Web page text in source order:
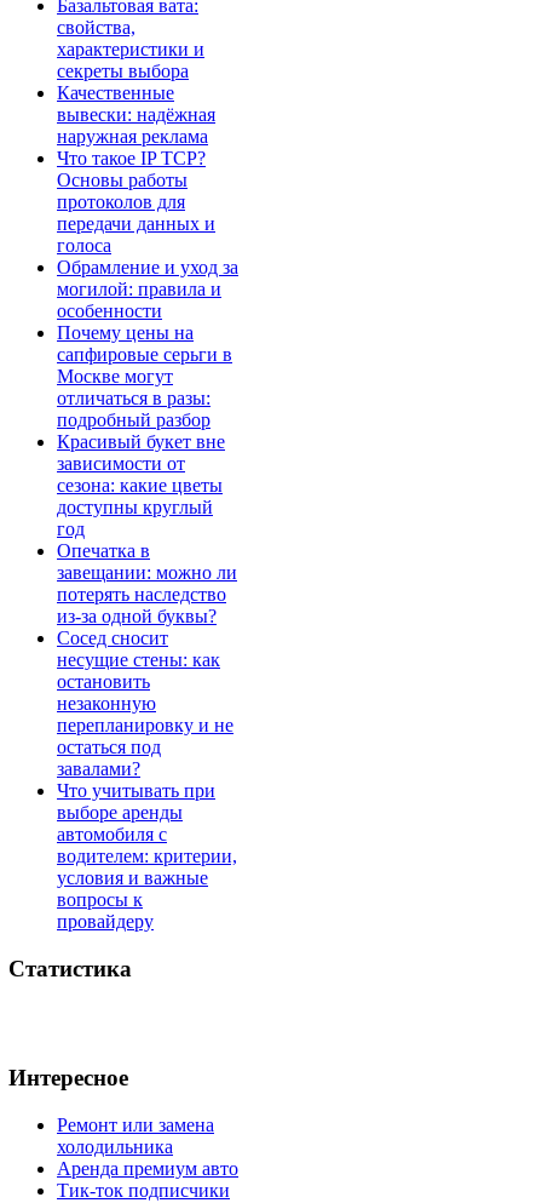
Базальтовая вата:
свойства,
характеристики и
секреты выбора
Качественные
вывески: надёжная
наружная реклама
Что такое IP TCP?
Основы работы
протоколов для
передачи данных и
голоса
Обрамление и уход за
могилой: правила и
особенности
Почему цены на
сапфировые серьги в
Москве могут
отличаться в разы:
подробный разбор
Красивый букет вне
зависимости от
сезона: какие цветы
доступны круглый
год
Опечатка в
завещании: можно ли
потерять наследство
из-за одной буквы?
Сосед сносит
несущие стены: как
остановить
незаконную
перепланировку и не
остаться под
завалами?
Что учитывать при
выборе аренды
автомобиля с
водителем: критерии,
условия и важные
вопросы к
провайдеру
Статистика
Интересное
Ремонт или замена
холодильника
Аренда премиум авто
Тик-ток подписчики